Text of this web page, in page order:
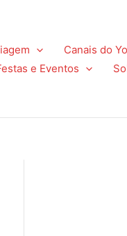
Canais do
e Eventos